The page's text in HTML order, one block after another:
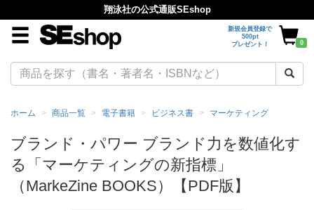
翔泳社の公式通販SEshop
新規会員登録で
500pt
プレゼント！
0
ホーム 商品一覧 電子書籍 ビジネス書 マーケティング
ブランド・パワー ブランド力を数値化す
る「マーケティングの新指標」
（MarkeZine BOOKS）【PDF版】